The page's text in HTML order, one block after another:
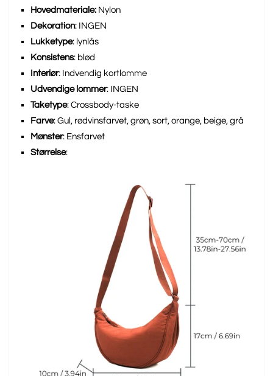
Hovedmateriale: Nylon
Dekoration: INGEN
Lukketype: lynlås
Konsistens: blød
Interiør: Indvendig kortlomme
Udvendige lommer: INGEN
Taketype: Crossbody-taske
Farve: Gul, rødvinsfarvet, grøn, sort, orange, beige, grå
Mønster: Ensfarvet
Størrelse: